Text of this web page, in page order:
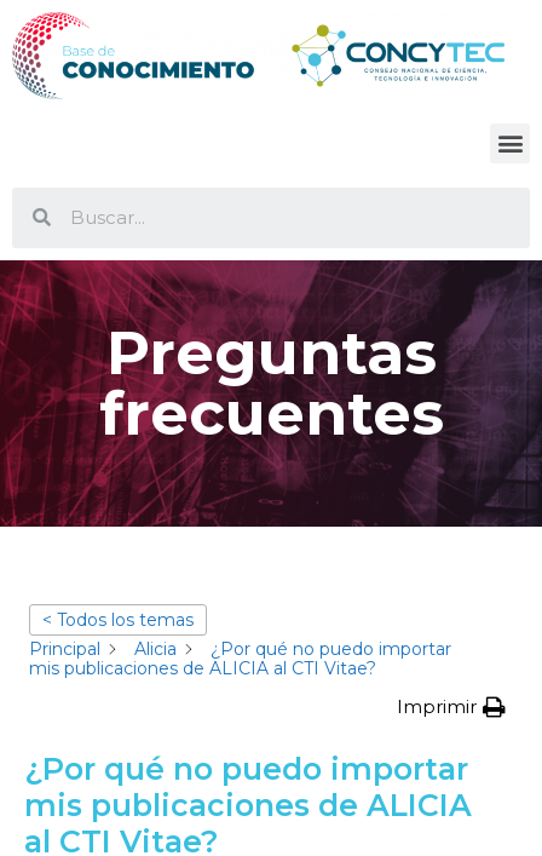
Preguntas
frecuentes
< Todos los temas
Principal
Alicia
¿Por qué no puedo importar
mis publicaciones de ALICIA al CTI Vitae?
Imprimir
¿Por qué no puedo importar
mis publicaciones de ALICIA
al CTI Vitae?